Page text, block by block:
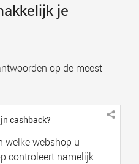
je
op de meest
cashback?
welke webshop u
controleert namelijk